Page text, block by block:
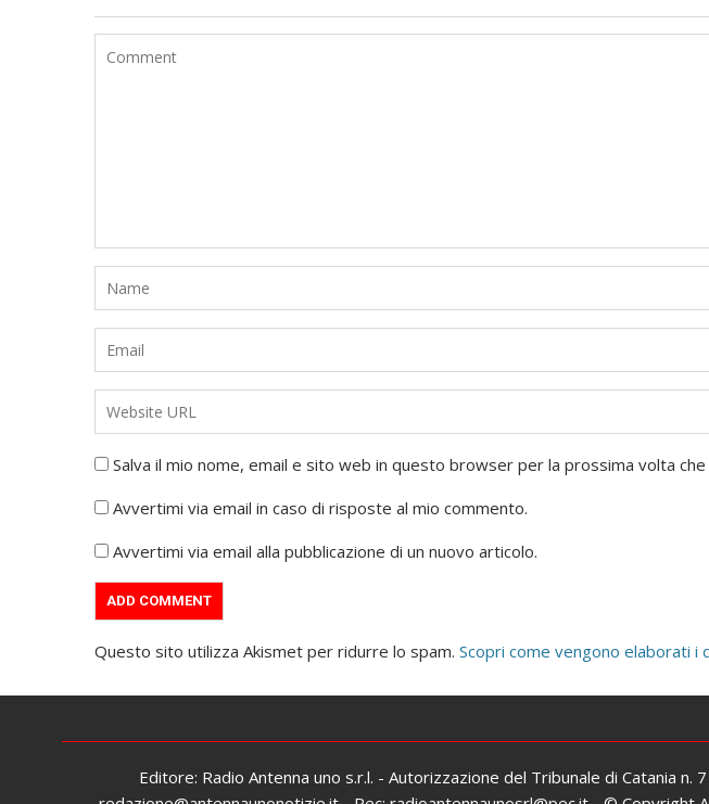
Salva il mio nome, email e sito web in questo browser per la prossima volta
Avvertimi via email in caso di risposte al mio commento.
Avvertimi via email alla pubblicazione di un nuovo articolo.
Questo sito utilizza Akismet per ridurre lo spam. Scopri come vengono elaborati i
Editore: Radio Antenna uno s.r.l. - Autorizzazione del Tribunale di Catania